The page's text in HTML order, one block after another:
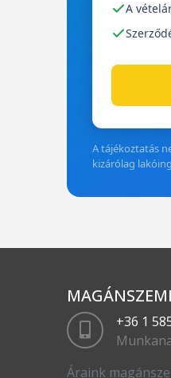
A
A tájékoztatás
kizárólag
+36 1
Áraink